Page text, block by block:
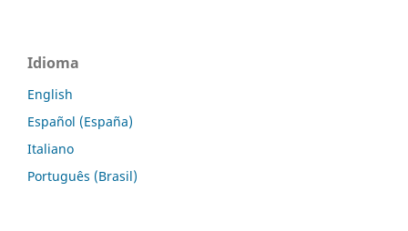
Idioma
English
Español (España)
Italiano
Português (Brasil)